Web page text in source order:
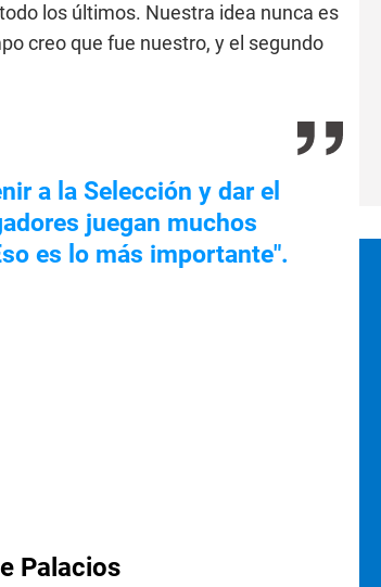
los últimos. Nuestra idea nunca es
creo que fue nuestro, y el segundo
a la Selección y dar el
juegan muchos
es lo más importante".
Palacios